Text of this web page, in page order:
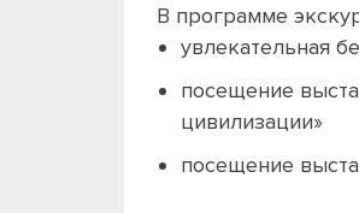
В программе
увлекательная
посещение
цивилизации»
посещение